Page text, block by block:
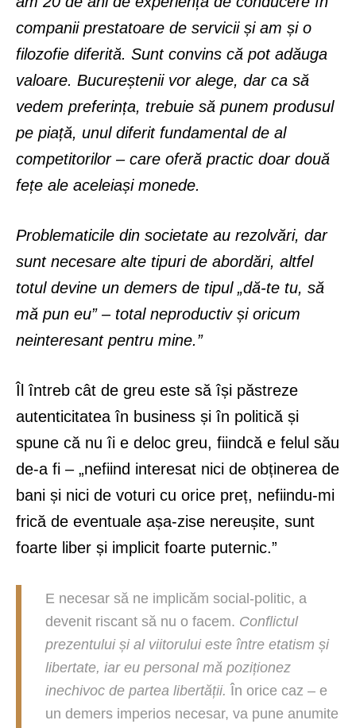
companii prestatoare de servicii și am și o
filozofie diferită. Sunt convins că pot adăuga
valoare. Bucureștenii vor alege, dar ca să
vedem preferința, trebuie să punem produsul
pe piață, unul diferit fundamental de al
competitorilor – care oferă practic doar două
fețe ale aceleiași monede.
Problematicile din societate au rezolvări, dar
sunt necesare alte tipuri de abordări, altfel
totul devine un demers de tipul „dă-te tu, să
mă pun eu” – total neproductiv și oricum
neinteresant pentru mine.”
Îl întreb cât de greu este să își păstreze
autenticitatea în business și în politică și
spune că nu îi e deloc greu, fiindcă e felul său
de-a fi – „nefiind interesat nici de obținerea de
bani și nici de voturi cu orice preț, nefiindu-mi
frică de eventuale așa-zise nereușite, sunt
foarte liber și implicit foarte puternic.”
E necesar să ne implicăm social-politic, a
devenit riscant să nu o facem. Conflictul
prezentului și al viitorului este între etatism și
libertate, iar eu personal mă poziționez
inechivoc de partea libertății. În orice caz – e
un demers imperios necesar, va pune anumite